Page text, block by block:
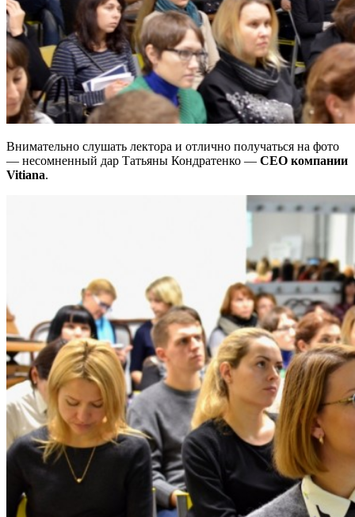
Внимательно слушать лектора и отлично получаться на фото
— несомненный дар Татьяны Кондратенко — СЕО компании
Vitiana.